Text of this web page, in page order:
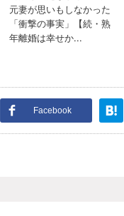
Facebook